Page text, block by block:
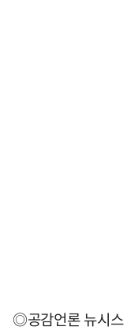
◎공감언론 뉴시스